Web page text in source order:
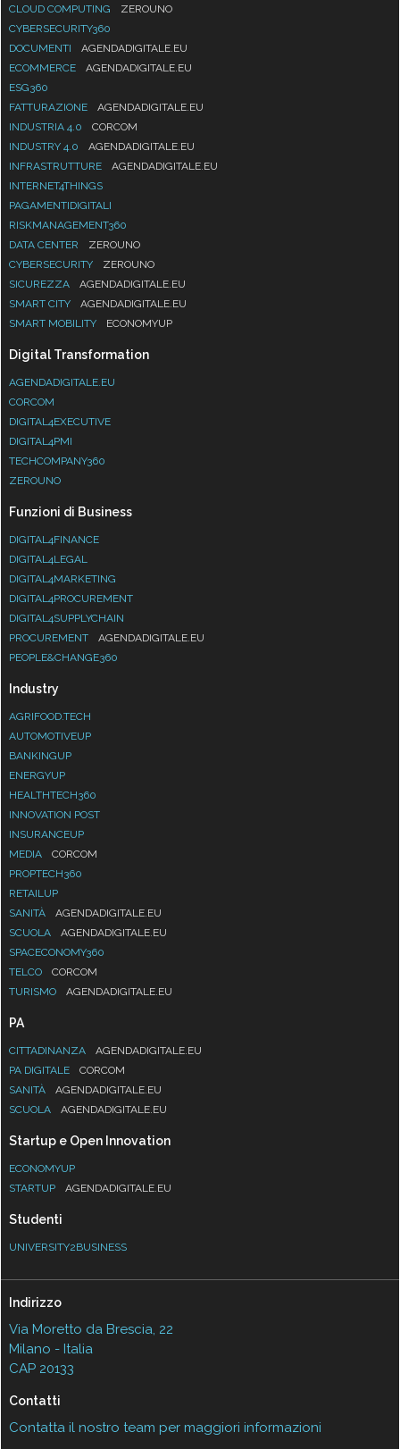
CLOUD COMPUTING
ZEROUNO
CYBERSECURITY360
DOCUMENTI
AGENDADIGITALE.EU
ECOMMERCE
AGENDADIGITALE.EU
ESG360
FATTURAZIONE
AGENDADIGITALE.EU
INDUSTRIA 4.0
CORCOM
INDUSTRY 4.0
AGENDADIGITALE.EU
INFRASTRUTTURE
AGENDADIGITALE.EU
INTERNET4THINGS
PAGAMENTIDIGITALI
RISKMANAGEMENT360
DATA CENTER
ZEROUNO
CYBERSECURITY
ZEROUNO
SICUREZZA
AGENDADIGITALE.EU
SMART CITY
AGENDADIGITALE.EU
SMART MOBILITY
ECONOMYUP
Digital Transformation
AGENDADIGITALE.EU
CORCOM
DIGITAL4EXECUTIVE
DIGITAL4PMI
TECHCOMPANY360
ZEROUNO
Funzioni di Business
DIGITAL4FINANCE
DIGITAL4LEGAL
DIGITAL4MARKETING
DIGITAL4PROCUREMENT
DIGITAL4SUPPLYCHAIN
PROCUREMENT
AGENDADIGITALE.EU
PEOPLE&CHANGE360
Industry
AGRIFOOD.TECH
AUTOMOTIVEUP
BANKINGUP
ENERGYUP
HEALTHTECH360
INNOVATION POST
INSURANCEUP
MEDIA
CORCOM
PROPTECH360
RETAILUP
SANITÀ
AGENDADIGITALE.EU
SCUOLA
AGENDADIGITALE.EU
SPACECONOMY360
TELCO
CORCOM
TURISMO
AGENDADIGITALE.EU
PA
CITTADINANZA
AGENDADIGITALE.EU
PA DIGITALE
CORCOM
SANITÀ
AGENDADIGITALE.EU
SCUOLA
AGENDADIGITALE.EU
Startup e Open Innovation
ECONOMYUP
STARTUP
AGENDADIGITALE.EU
Studenti
UNIVERSITY2BUSINESS
Indirizzo
Via Moretto da Brescia, 22
Milano - Italia
CAP 20133
Contatti
Contatta il nostro team per maggiori informazioni